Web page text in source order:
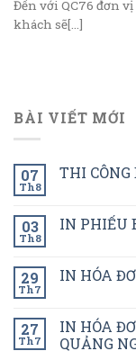
Đến với QC76 đơn
khách sẽ[...]
BÀI VIẾT MỚI
07
Th8
THI
03
Th8
IN PHIẾU
29
Th7
IN HÓA
27
Th7
IN HÓA
QUẢNG